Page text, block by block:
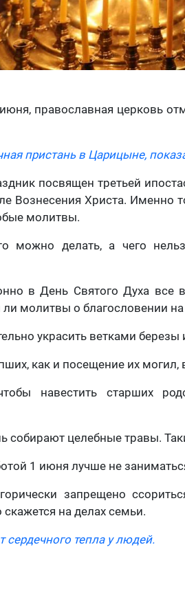
православная церковь
пристань в Царицыне,
посвящен третьей
Вознесения Христа. Именно
молитвы.
можно делать, а чего
в День Святого Духа все
молитвы о благословении на
украсить ветками березы
как и посещение их могил,
навестить старших
собирают целебные травы.
1 июня лучше не
запрещено
скажется на делах семьи.
сердечного тепла у людей.